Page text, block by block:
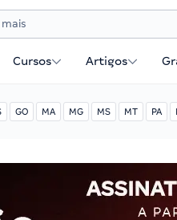
Cursos Artigos
GO MA MG MS MT PA